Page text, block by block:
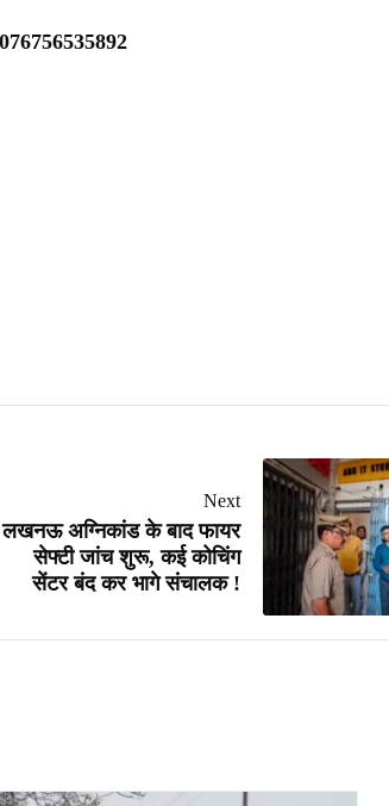
Next
लखनऊ अग्निकांड के बाद फायर
सेफ्टी जांच शुरू, कई कोचिंग
सेंटर बंद कर भागे संचालक !